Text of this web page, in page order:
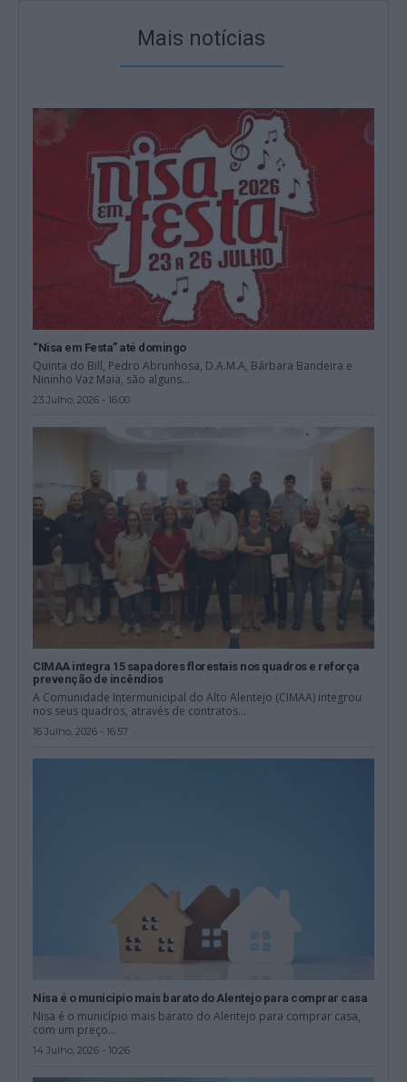
Mais notícias
“Nisa em Festa” até domingo
Quinta do Bill, Pedro Abrunhosa, D.A.M.A, Bárbara Bandeira e
Nininho Vaz Maia, são alguns...
23 Julho, 2026 - 16:00
CIMAA integra 15 sapadores florestais nos quadros e reforça
prevenção de incêndios
A Comunidade Intermunicipal do Alto Alentejo (CIMAA) integrou
nos seus quadros, através de contratos...
16 Julho, 2026 - 16:57
Nisa é o município mais barato do Alentejo para comprar casa
Nisa é o município mais barato do Alentejo para comprar casa,
com um preço...
14 Julho, 2026 - 10:26